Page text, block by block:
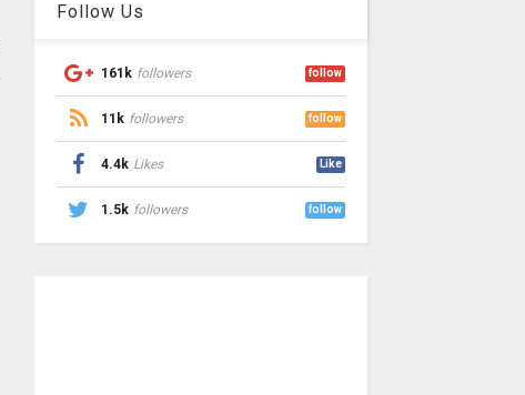
Follow Us
161k followers follow
11k followers follow
4.4k Likes Like
1.5k followers follow